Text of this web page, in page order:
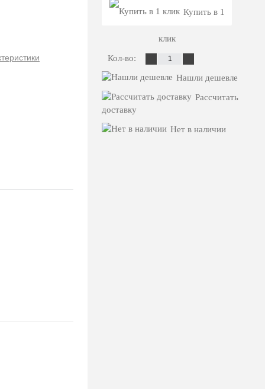
Купить в 1
клик
Кол-во:
Нашли дешевле
Рассчитать
доставку
Нет в наличии